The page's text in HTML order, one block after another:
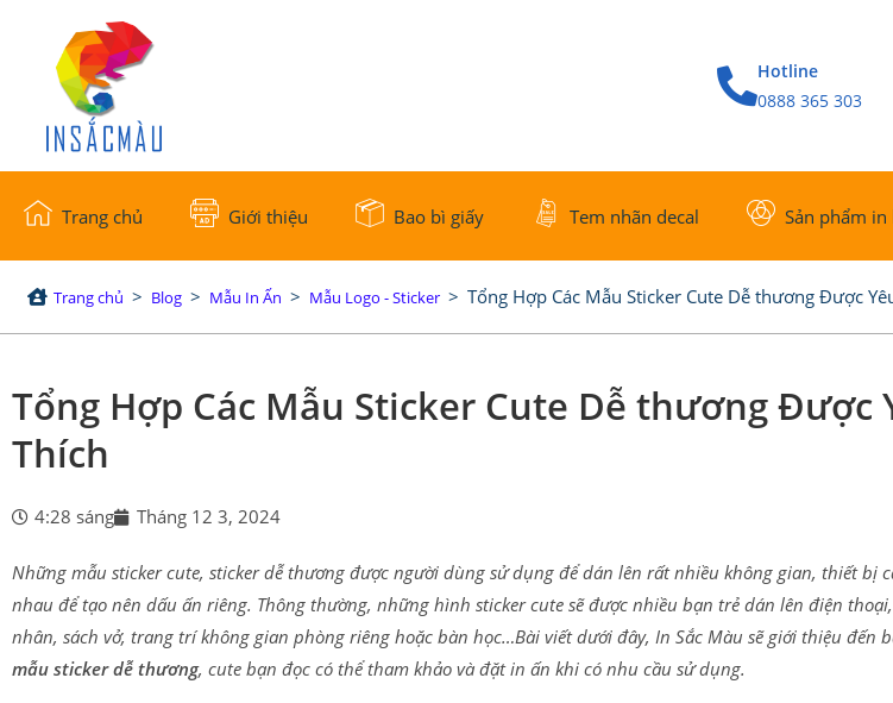
Hotline
0888 365 303
Trang chủ Giới thiệu Bao bì giấy Tem nhãn decal Sản phẩm in
Trang chủ > Blog > Mẫu In Ấn > Mẫu Logo - Sticker > Tổng Hợp Các Mẫu Sticker Cute Dễ thương Được
Tổng Hợp Các Mẫu Sticker Cute Dễ thương Được
Thích
4:28 sáng Tháng 12 3, 2024
Những mẫu sticker cute, sticker dễ thương được người dùng sử dụng để dán lên rất nhiều không gian, thiết bị
nhau để tạo nên dấu ấn riêng. Thông thường, những hình sticker cute sẽ được nhiều bạn trẻ dán lên điện
nhân, sách vở, trang trí không gian phòng riêng hoặc bàn học…Bài viết dưới đây, In Sắc Màu sẽ giới thiệu đến
mẫu sticker dễ thương, cute bạn đọc có thể tham khảo và đặt in ấn khi có nhu cầu sử dụng.